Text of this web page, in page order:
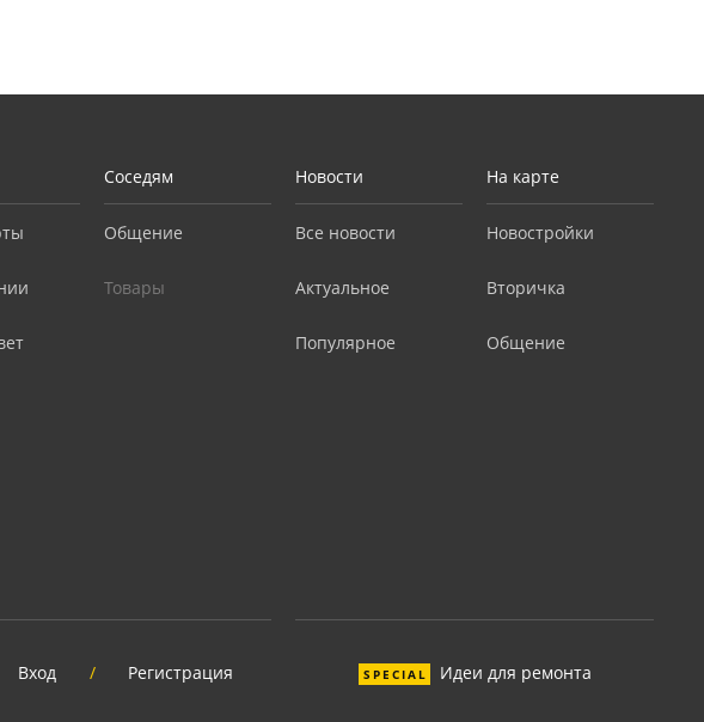
Соседям
Общение
Товары
Новости
Все новости
Актуальное
Популярное
На карте
Новостройки
Вторичка
Общение
Вход / Регистрация SPECIAL Идеи для ремонта